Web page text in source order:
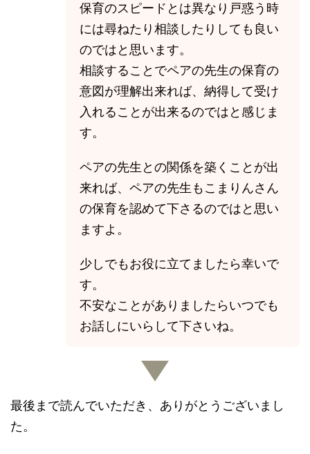
保育のスピードとは異なり戸惑う時
には尋ねたり相談したりしても良い
のではと思います。
相談することでペアの先生の保育の
意図が理解出来れば、納得して受け
入れることが出来るのではと感じま
す。
ペアの先生との関係を築くことが出
来れば、ペアの先生もこまりんさん
の保育を認めて下さるのではと思い
ますよ。
少しでもお役に立てましたら幸いで
す。
不安なことがありましたらいつでも
お話しにいらして下さいね。
最後まで読んでいただき、ありがとうございまし
た。